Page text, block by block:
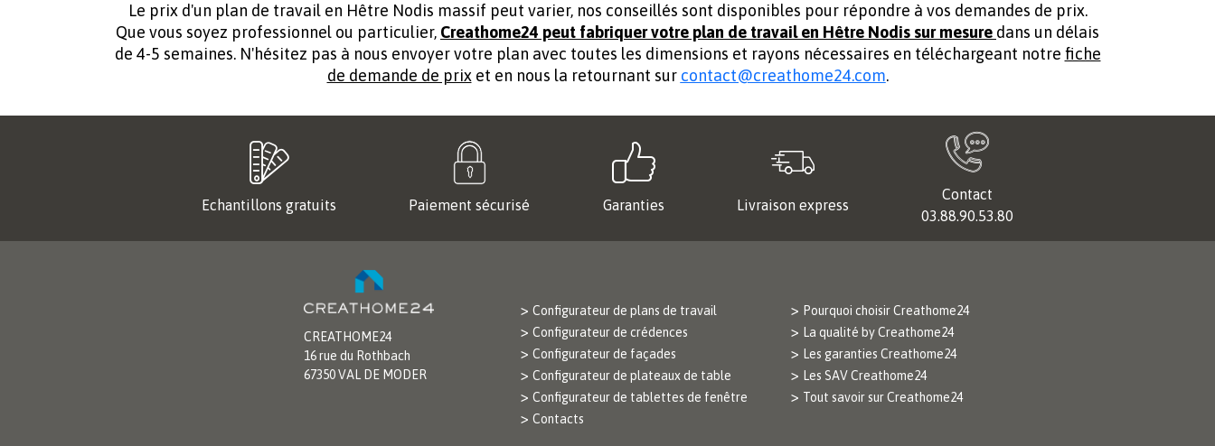
Le prix d'un plan de travail en Hêtre Nodis massif peut varier, nos conseillés sont disponibles pour répondre à vos demandes de prix.
Que vous soyez professionnel ou particulier, Creathome24 peut fabriquer votre plan de travail en Hêtre Nodis sur mesure dans un délais
de 4-5 semaines. N'hésitez pas à nous envoyer votre plan avec toutes les dimensions et rayons nécessaires en téléchargeant notre fiche
de demande de prixet en nous la retournant sur contact@creathome24.com.
Echantillons gratuits Paiement sécurisé Garanties Livraison express
Contact
03.88.90.53.80
CREATHOME24
16 rue du Rothbach
67350 VAL DE MODER
Configurateur de plans de travail
Configurateur de crédences
Configurateur de façades
Configurateur de plateaux de table
Configurateur de tablettes de fenêtre
Contacts
Pourquoi choisir Creathome24
La qualité by Creathome24
Les garanties Creathome24
Les SAV Creathome24
Tout savoir sur Creathome24